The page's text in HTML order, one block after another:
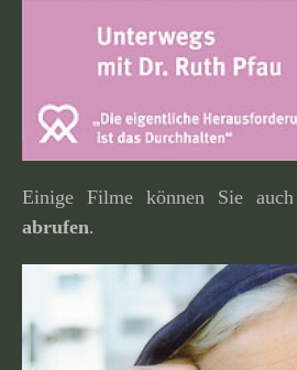
Einige Filme können Sie auch
abrufen.